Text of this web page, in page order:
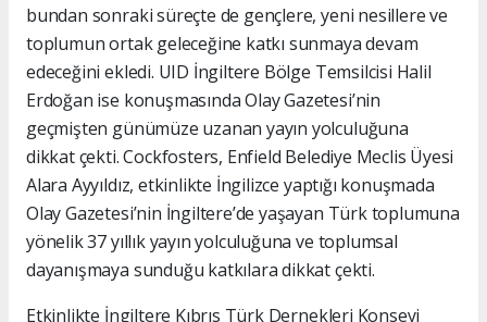
bundan sonraki süreçte de gençlere, yeni nesillere ve
toplumun ortak geleceğine katkı sunmaya devam
edeceğini ekledi. UID İngiltere Bölge Temsilcisi Halil
Erdoğan ise konuşmasında Olay Gazetesi’nin
geçmişten günümüze uzanan yayın yolculuğuna
dikkat çekti. Cockfosters, Enfield Belediye Meclis Üyesi
Alara Ayyıldız, etkinlikte İngilizce yaptığı konuşmada
Olay Gazetesi’nin İngiltere’de yaşayan Türk toplumuna
yönelik 37 yıllık yayın yolculuğuna ve toplumsal
dayanışmaya sunduğu katkılara dikkat çekti.
Etkinlikte İngiltere Kıbrıs Türk Dernekleri Konseyi